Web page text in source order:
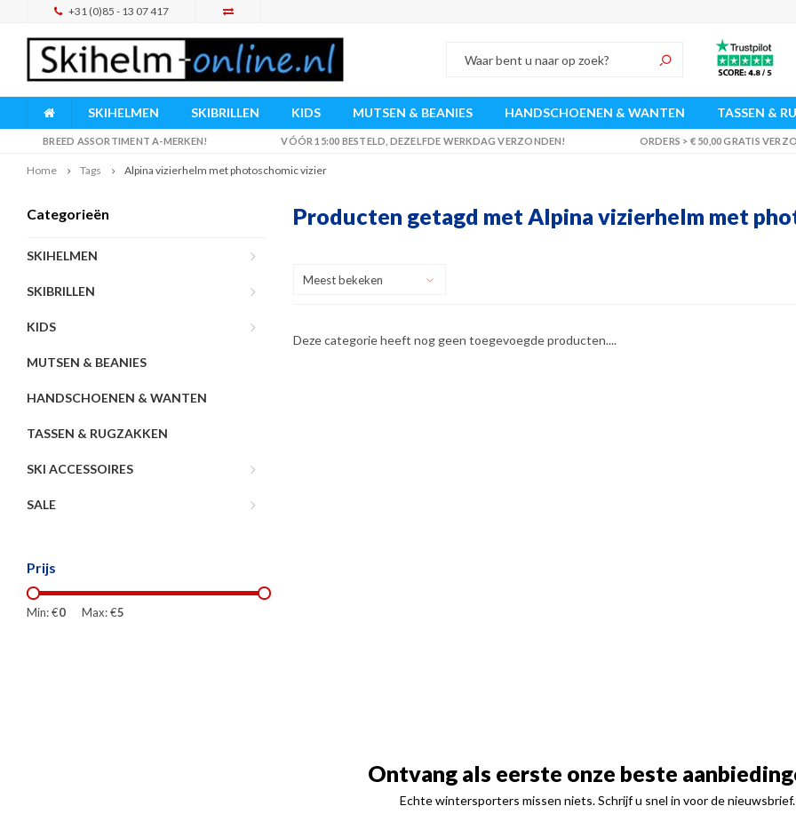
+31 (0)85 - 13 07 417
SKIHELMEN SKIBRILLEN KIDS MUTSEN & BEANIES HANDSCHOENEN & WANTEN TASSEN &
BREED ASSORTIMENT A-MERKEN! VÓÓR 15:00 BESTELD, DEZELFDE WERKDAG VERZONDEN! ORDERS > € 50,00 GRATIS
Home Tags Alpina vizierhelm met photoschomic vizier
Categorieën
SKIHELMEN
SKIBRILLEN
KIDS
MUTSEN & BEANIES
HANDSCHOENEN & WANTEN
TASSEN & RUGZAKKEN
SKI ACCESSOIRES
SALE
Prijs
Min: €0 Max: €5
Producten getagd met Alpina vizierhelm met
Meest bekeken
Deze categorie heeft nog geen toegevoegde producten....
Ontvang als eerste onze beste
Echte wintersporters missen niets. Schrijf u snel in voor de nieuwsbrief.